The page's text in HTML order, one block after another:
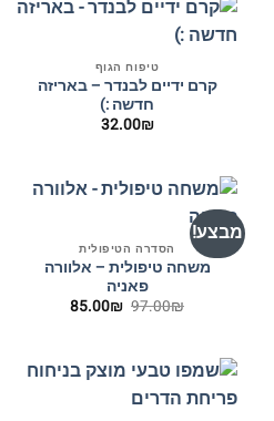
טיפוח הגוף
קרם ידיים לבנדר – באריזה
חדשה :)
32.00₪
מבצע!
הסדרה הטיפולית
משחה טיפולית – אלוורה
פאניה
97.00₪ המחיר
85.00₪ המחיר